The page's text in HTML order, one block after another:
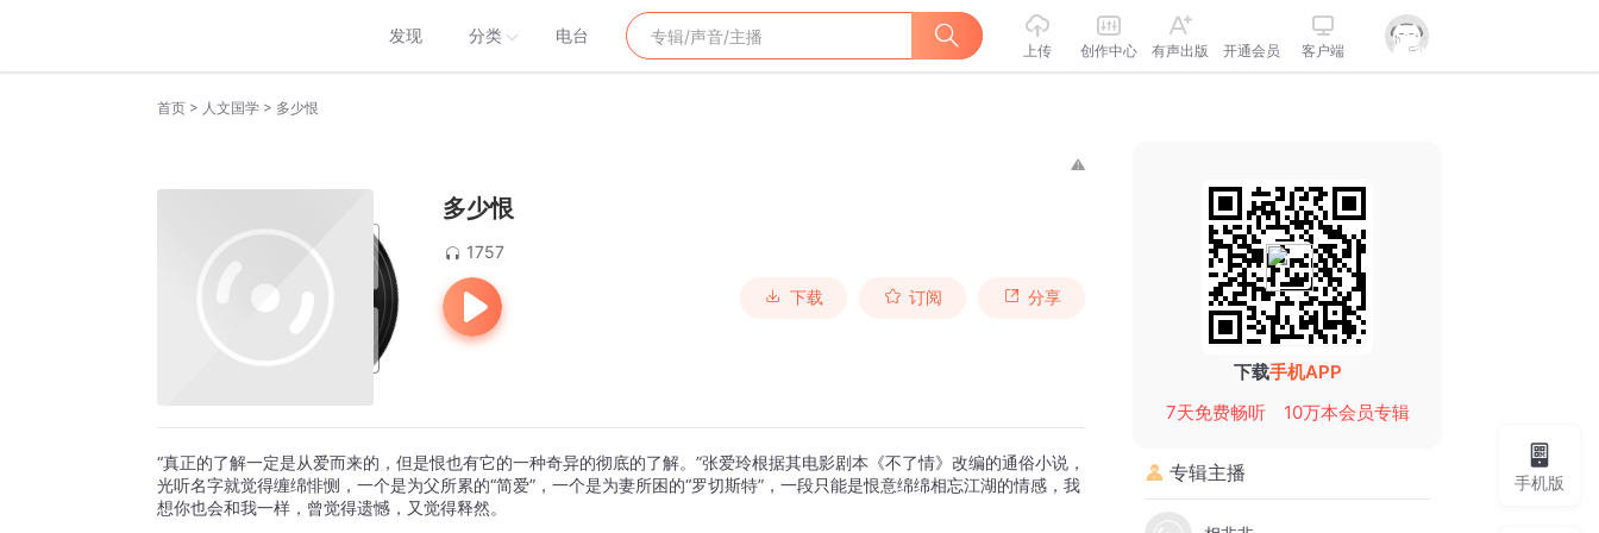
发现 分类 电台
上传 创作中心 有声出版 开通会员 客户端
首页 > 人文国学 > 多少恨
多少恨
1757
下载 订阅 分享
“真正的了解一定是从爱而来的，但是恨也有它的一种奇异的彻底的了解。”张爱玲根据其电影剧本《不了情》改编的通俗小说，
光听名字就觉得缠绵悱恻，一个是为父所累的“简爱”，一个是为妻所困的“罗切斯特”，一段只能是恨意绵绵相忘江湖的情感，我
想你也会和我一样，曾觉得遗憾，又觉得释然。
下载手机APP
7天免费畅听
10万本会员专辑
专辑主播 手机版